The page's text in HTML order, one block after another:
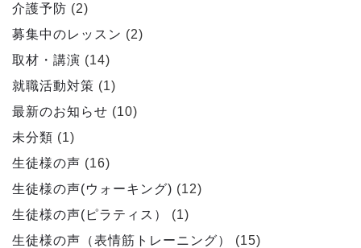
介護予防 (2)
募集中のレッスン (2)
取材・講演 (14)
就職活動対策 (1)
最新のお知らせ (10)
未分類 (1)
生徒様の声 (16)
生徒様の声(ウォーキング) (12)
生徒様の声(ピラティス）
(1)
生徒様の声（表情筋トレーニング）
(15)